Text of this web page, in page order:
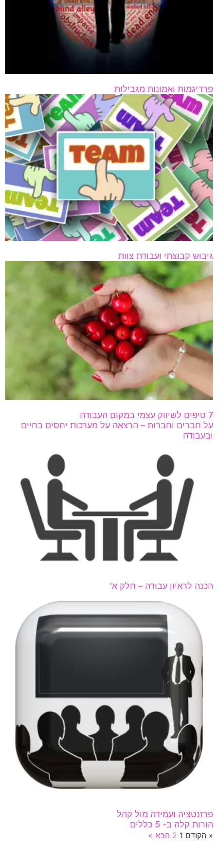
פרדיגמות ואמונות מגבילות
גיבוש קבוצתי ועבודת צוות
7 טיפים לשיווק עצמי במקום העבודה
על חברים וחברוּת – הרצאה על מערכות יחסים בחיים
ובעבודה
הכנה לראיון עבודה – חלק א'
פרזנטציה ועמידה מול קהל
הורות קלה ב- 5 כללים
« הקודם 1
2 הבא »